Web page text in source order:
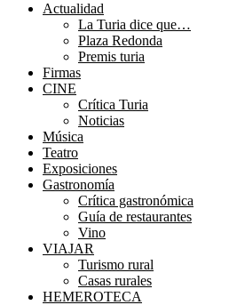
Actualidad
La Turia dice que…
Plaza Redonda
Premis turia
Firmas
CINE
Crítica Turia
Noticias
Música
Teatro
Exposiciones
Gastronomía
Crítica gastronómica
Guía de restaurantes
Vino
VIAJAR
Turismo rural
Casas rurales
HEMEROTECA